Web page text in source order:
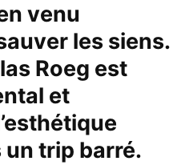
venu
les siens.
Roeg est
et
trip barré.